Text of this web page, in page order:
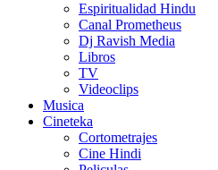
Espiritualidad Hindu
Canal Prometheus
Dj Ravish Media
Libros
TV
Videoclips
Musica
Cineteka
Cortometrajes
Cine Hindi